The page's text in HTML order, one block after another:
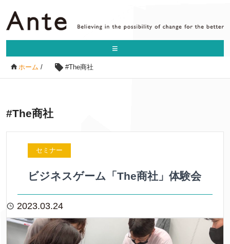
≡
ホーム / #The商社
#The商社
セミナー
ビジネスゲーム「The商社」体験会
2023.03.24